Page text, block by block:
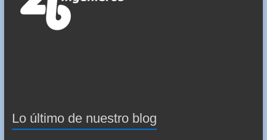
Lo último de nuestro blog